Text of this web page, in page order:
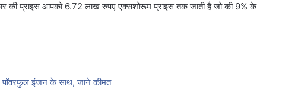
की प्राइस आपको 6.72 लाख रुपए एक्सशोरूम प्राइस तक जाती है जो की 9% के
इंजन के साथ, जाने कीमत